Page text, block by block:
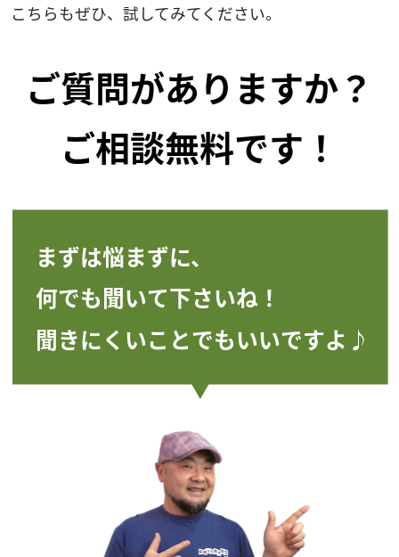
こちらもぜひ、試してみてください。
ご質問がありますか？
ご相談無料です！
まずは悩まずに、
何でも聞いて下さいね！
聞きにくいことでもいいですよ♪